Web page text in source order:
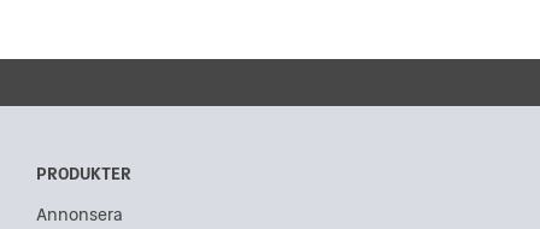
PRODUKTER
Annonsera